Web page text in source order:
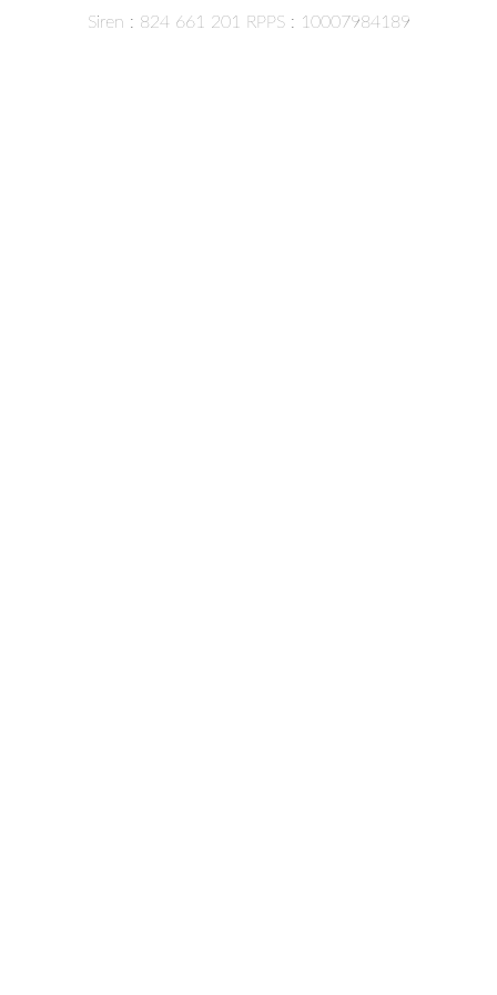
Siren : 824 661 201 RPPS : 10007984189